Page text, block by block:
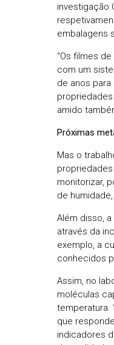
investigação
embalagens
“Os filmes
com um
de anos para
amido
Próximas
Mas o
monitorizar,
de
Além disso,
através da
exemplo, a
conhecidos
Assim, no
moléculas
temperatura.
que
indicadores